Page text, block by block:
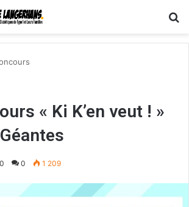
« Ki K’en veut ! »
0 1 209